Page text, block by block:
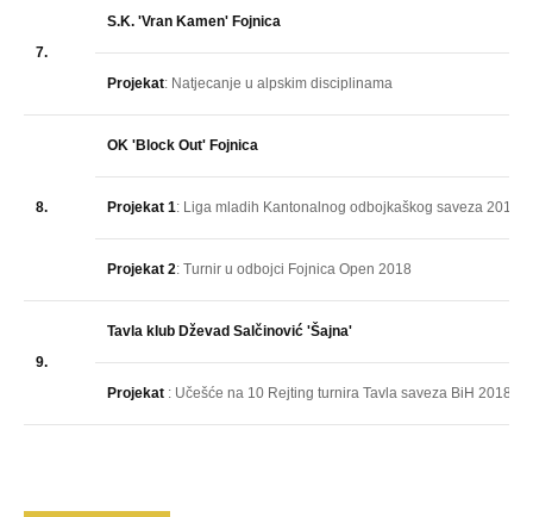
7.
S.K. 'Vran Kamen' Fojnica
Projekat: Natjecanje u alpskim disciplinama
8.
OK 'Block Out' Fojnica
Projekat 1: Liga mladih Kantonalnog odbojkaškog saveza 2018
Projekat 2: Turnir u odbojci Fojnica Open 2018
9.
Tavla klub Dževad Salčinović 'Šajna'
Projekat : Učešće na 10 Rejting turnira Tavla saveza BiH 2018